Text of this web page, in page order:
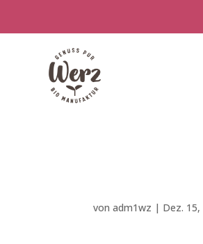
vonadm1wz | Dez. 15,